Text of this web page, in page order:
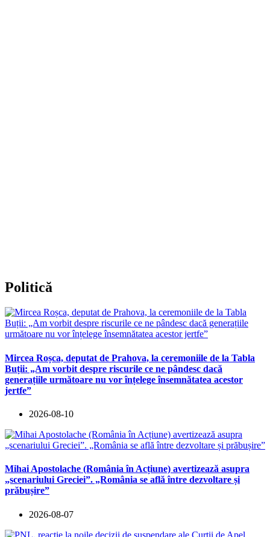
Politică
Mircea Roșca, deputat de Prahova, la ceremoniile de la Tabla
Buții: „Am vorbit despre riscurile ce ne pândesc dacă
generațiile următoare nu vor înțelege însemnătatea acestor
jertfe”
2026-08-10
Mihai Apostolache (România în Acțiune) avertizează asupra
„scenariului Greciei”. „România se află între dezvoltare și
prăbușire”
2026-08-07